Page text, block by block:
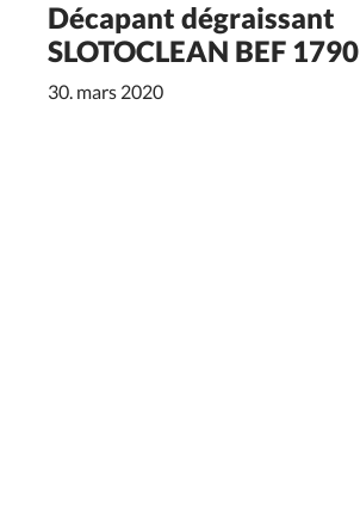
Décapant dégraissant
SLOTOCLEAN BEF 1790
30. mars 2020